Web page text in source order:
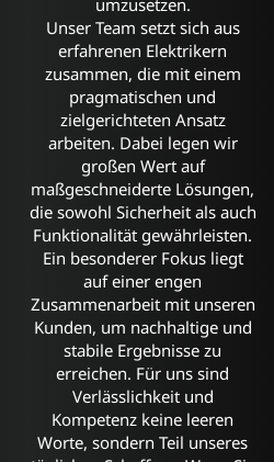
umzusetzen.
Unser Team setzt sich aus
erfahrenen Elektrikern
zusammen, die mit einem
pragmatischen und
zielgerichteten Ansatz
arbeiten. Dabei legen wir
großen Wert auf
maßgeschneiderte Lösungen,
die sowohl Sicherheit als auch
Funktionalität gewährleisten.
Ein besonderer Fokus liegt
auf einer engen
Zusammenarbeit mit unseren
Kunden, um nachhaltige und
stabile Ergebnisse zu
erreichen. Für uns sind
Verlässlichkeit und
Kompetenz keine leeren
Worte, sondern Teil unseres